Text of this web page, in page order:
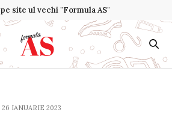
pe site ul vechi "Formula AS"
26 IANUARIE 2023